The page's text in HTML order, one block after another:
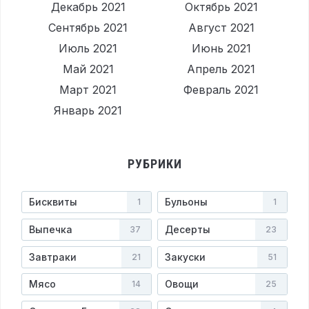
Декабрь 2021
Октябрь 2021
Сентябрь 2021
Август 2021
Июль 2021
Июнь 2021
Май 2021
Апрель 2021
Март 2021
Февраль 2021
Январь 2021
РУБРИКИ
Бисквиты 1 Бульоны 1
Выпечка 37 Десерты 23
Завтраки 21 Закуски 51
Мясо 14 Овощи 25